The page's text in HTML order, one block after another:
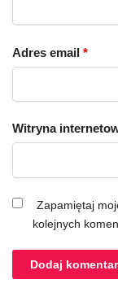
Adres email *
Witryna
Zapamiętaj
kolejnych